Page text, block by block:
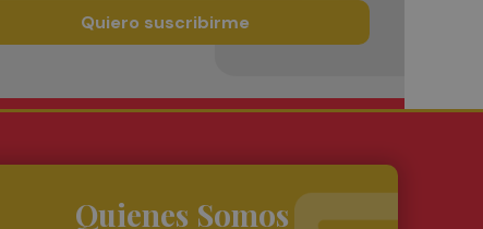
Quiero suscribirme
Quienes Somos